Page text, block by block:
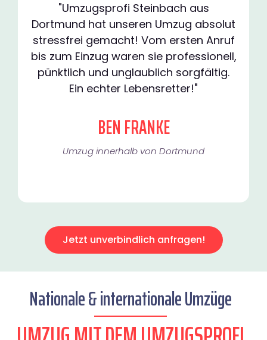
"Umzugsprofi Steinbach aus
Dortmund hat unseren Umzug absolut
stressfrei gemacht! Vom ersten Anruf
bis zum Einzug waren sie professionell,
pünktlich und unglaublich sorgfältig.
Ein echter Lebensretter!"
BEN FRANKE
Umzug innerhalb von Dortmund​
Jetzt unverbindlich anfragen!
Nationale & internationale Umzüge